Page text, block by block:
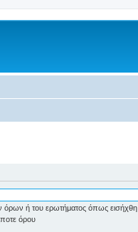
ή του ερωτήματος όπως εισήχθη
όρου